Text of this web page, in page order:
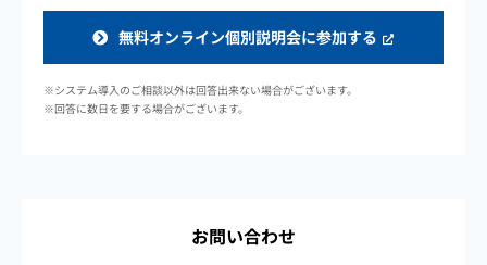
無料オンライン個別説明会に参加する
※システム導入のご相談以外は回答出来ない場合がございます。
※回答に数日を要する場合がございます。
お問い合わせ